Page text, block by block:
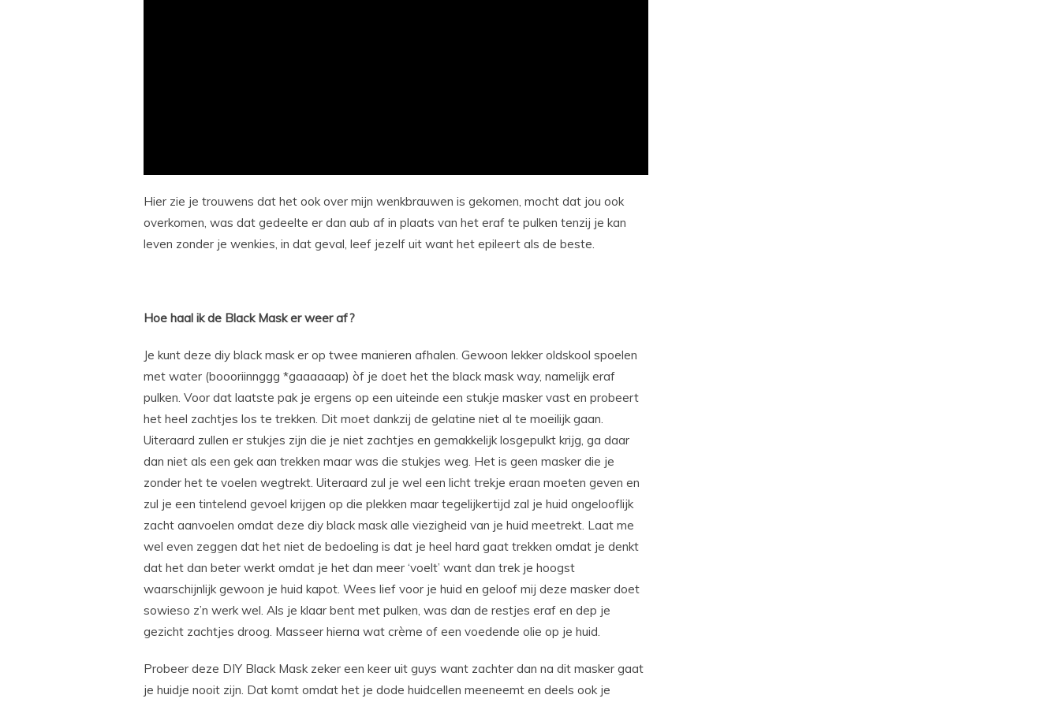
Hier zie je trouwens dat het ook over mijn wenkbrauwen is gekomen, mocht dat jou ook
overkomen, was dat gedeelte er dan aub af in plaats van het eraf te pulken tenzij je kan
leven zonder je wenkies, in dat geval, leef jezelf uit want het epileert als de beste.
Hoe haal ik de Black Mask er weer af?
Je kunt deze diy black mask er op twee manieren afhalen. Gewoon lekker oldskool spoelen
met water (boooriinnggg *gaaaaaap) òf je doet het the black mask way, namelijk eraf
pulken. Voor dat laatste pak je ergens op een uiteinde een stukje masker vast en probeert
het heel zachtjes los te trekken. Dit moet dankzij de gelatine niet al te moeilijk gaan.
Uiteraard zullen er stukjes zijn die je niet zachtjes en gemakkelijk losgepulkt krijg, ga daar
dan niet als een gek aan trekken maar was die stukjes weg. Het is geen masker die je
zonder het te voelen wegtrekt. Uiteraard zul je wel een licht trekje eraan moeten geven en
zul je een tintelend gevoel krijgen op die plekken maar tegelijkertijd zal je huid ongelooflijk
zacht aanvoelen omdat deze diy black mask alle viezigheid van je huid meetrekt. Laat me
wel even zeggen dat het niet de bedoeling is dat je heel hard gaat trekken omdat je denkt
dat het dan beter werkt omdat je het dan meer ‘voelt’ want dan trek je hoogst
waarschijnlijk gewoon je huid kapot. Wees lief voor je huid en geloof mij deze masker doet
sowieso z’n werk wel. Als je klaar bent met pulken, was dan de restjes eraf en dep je
gezicht zachtjes droog. Masseer hierna wat crème of een voedende olie op je huid.
Probeer deze DIY Black Mask zeker een keer uit guys want zachter dan na dit masker gaat
je huidje nooit zijn. Dat komt omdat het je dode huidcellen meeneemt en deels ook je